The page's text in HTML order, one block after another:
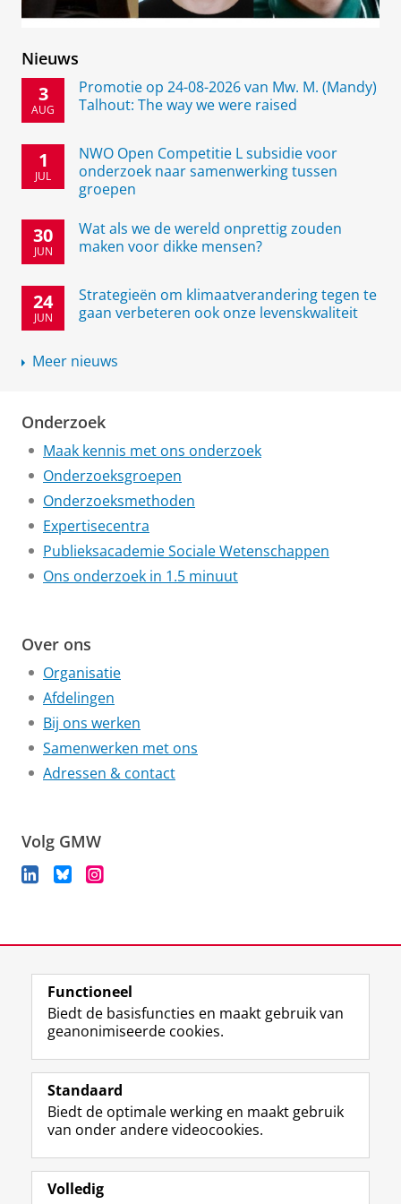
Nieuws
3
AUG
Promotie op 24-08-2026 van Mw. M. (Mandy)
Talhout: The way we were raised
1
JUL
NWO Open Competitie L subsidie voor
onderzoek naar samenwerking tussen
groepen
30
JUN
Wat als we de wereld onprettig zouden
maken voor dikke mensen?
24
JUN
Strategieën om klimaatverandering tegen te
gaan verbeteren ook onze levenskwaliteit
Meer nieuws
Onderzoek
Maak kennis met ons onderzoek
Onderzoeksgroepen
Onderzoeksmethoden
Expertisecentra
Publieksacademie Sociale Wetenschappen
Ons onderzoek in 1.5 minuut
Over ons
Organisatie
Afdelingen
Bij ons werken
Samenwerken met ons
Adressen & contact
Volg GMW
View this page in:English
Volg de RUG
F
a
e
b
o
L
i
k
e
I
R
S
-
f
e
I
n
t
r
Y
o
T
e
Studiekiezers
Alumni
Functioneel
Biedt de basisfuncties en maakt gebruik van
geanonimiseerde cookies.
Standaard
Biedt de optimale werking en maakt gebruik
van onder andere videocookies.
Volledig